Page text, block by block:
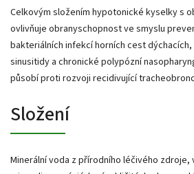
Celkovým složením hypotonické kyselky s
ovlivňuje obranyschopnost ve smyslu
bakteriálních infekcí horních cest
sinusitidy a chronické polypózní
působí proti rozvoji recidivující
Složení
Minerální voda z přírodního léčivého zdroje,